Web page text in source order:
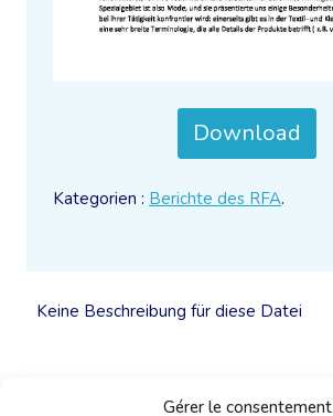
Gérer le consentement
Keine Beschreibung für diese Datei
Download
Kategorien : Berichte des RFA.